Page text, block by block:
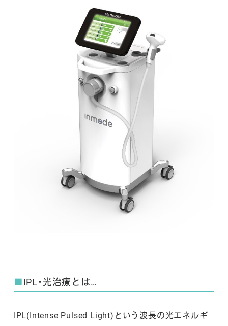
■IPL・光治療とは…
IPL(Intense Pulsed Light)という波長の光エネルギ